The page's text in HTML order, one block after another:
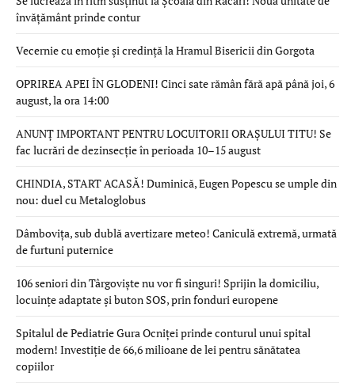
învățământ prinde contur
Vecernie cu emoție și credință la Hramul Bisericii din Gorgota
OPRIREA APEI ÎN GLODENI! Cinci sate rămân fără apă până joi, 6
august, la ora 14:00
ANUNȚ IMPORTANT PENTRU LOCUITORII ORAȘULUI TITU! Se
fac lucrări de dezinsecție în perioada 10–15 august
CHINDIA, START ACASĂ! Duminică, Eugen Popescu se umple din
nou: duel cu Metaloglobus
Dâmbovița, sub dublă avertizare meteo! Caniculă extremă, urmată
de furtuni puternice
106 seniori din Târgoviște nu vor fi singuri! Sprijin la domiciliu,
locuințe adaptate și buton SOS, prin fonduri europene
Spitalul de Pediatrie Gura Ocniței prinde conturul unui spital
modern! Investiție de 66,6 milioane de lei pentru sănătatea
copiilor